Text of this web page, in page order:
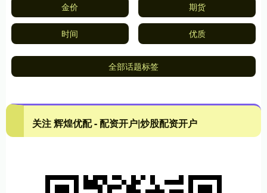
金价 期货
时间 优质
全部话题标签
关注 辉煌优配 - 配资开户|炒股配资开户